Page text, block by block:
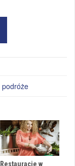
podróże
Restauracje w